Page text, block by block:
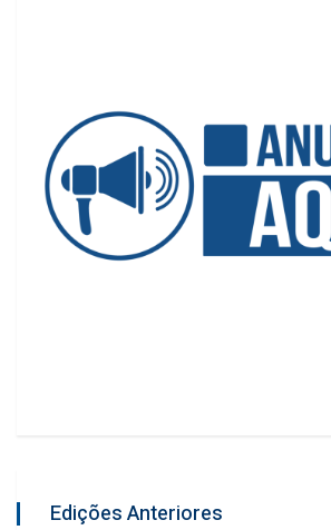
Edições Anteriores